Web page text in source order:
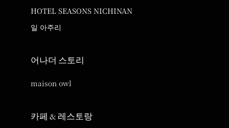
HOTEL SEASONS NICHINAN
일 아주리
어나더 스토리
maison owl
카페 & 레스토랑